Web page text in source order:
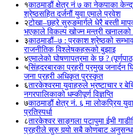
१काठमाडौं क्षेत्र नं ७ का नेकपाका
श्रेष्ठसहित दर्जनौं युवा एमाले प्रवेश
२टोखा–छहरे सुरुङमार्गले धेरै बस्ती
भएकाले विकल्प खोज्न मन्त्री खनालको
३काठमाडौं–७ : प्रकाश श्रेष्ठको
राजनीतिक विश्लेषकहरूको बुझाइ
४एमालेको घोषणापत्रमा के छ ?
५सिंहदरबारका प्रहरी प्रमुख जनार्दन
जना प्रहरी अधिकृत पुरस्कृत
६तारकेश्वरमा युवाहरुले भ्रष्टाचार र
नगरपालिकाको धम्कीपूर्ण विज्ञप्ति
७काठमाडौं क्षेत्र नं. ६ मा लोकप्रिय
प्रतिस्पर्धा
८तारकेश्वर साङ्गला पटापुमा ईभी
प्रहरीले सुरु गर्‍यो सबै कोणबाट